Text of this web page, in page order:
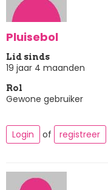
Pluisebol
Lid sinds
19 jaar 4 maanden
Rol
Gewone gebruiker
Login of registreer